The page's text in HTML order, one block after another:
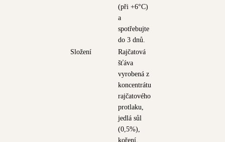
(při +6°C)
a
spotřebujte
do 3 dnů.
Složení
Rajčatová
šťáva
vyrobená z
koncentrátu
rajčatového
protlaku,
jedlá sůl
(0,5%),
koření.